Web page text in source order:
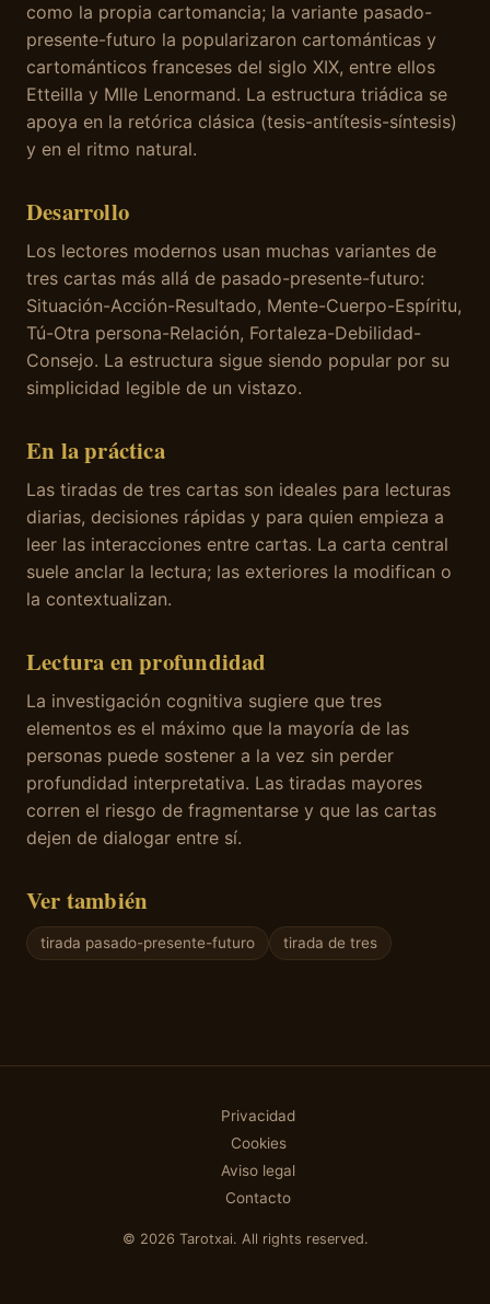
como la propia cartomancia; la variante pasado-
presente-futuro la popularizaron cartománticas y
cartománticos franceses del siglo XIX, entre ellos
Etteilla y Mlle Lenormand. La estructura triádica se
apoya en la retórica clásica (tesis-antítesis-síntesis)
y en el ritmo natural.
Desarrollo
Los lectores modernos usan muchas variantes de
tres cartas más allá de pasado-presente-futuro:
Situación-Acción-Resultado, Mente-Cuerpo-Espíritu,
Tú-Otra persona-Relación, Fortaleza-Debilidad-
Consejo. La estructura sigue siendo popular por su
simplicidad legible de un vistazo.
En la práctica
Las tiradas de tres cartas son ideales para lecturas
diarias, decisiones rápidas y para quien empieza a
leer las interacciones entre cartas. La carta central
suele anclar la lectura; las exteriores la modifican o
la contextualizan.
Lectura en profundidad
La investigación cognitiva sugiere que tres
elementos es el máximo que la mayoría de las
personas puede sostener a la vez sin perder
profundidad interpretativa. Las tiradas mayores
corren el riesgo de fragmentarse y que las cartas
dejen de dialogar entre sí.
Ver también
tirada pasado-presente-futuro tirada de tres
Privacidad
Cookies
Aviso legal
Contacto
© 2026 Tarotxai. All rights reserved.